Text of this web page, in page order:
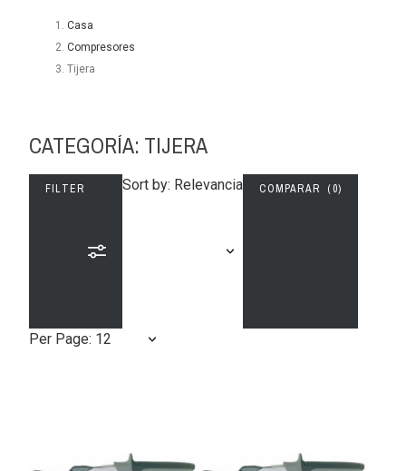
Casa
Compresores
Tijera
CATEGORÍA: TIJERA
FILTER Sort by: Relevancia COMPARAR (0)
Per Page: 12